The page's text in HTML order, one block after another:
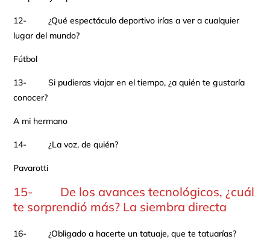
12- ¿Qué espectáculo deportivo irías a ver a cualquier
lugar del mundo?
Fútbol
13- Si pudieras viajar en el tiempo, ¿a quién te gustaría
conocer?
A mi hermano
14- ¿La voz, de quién?
Pavarotti
15- De los avances tecnológicos, ¿cuál
te sorprendió más? La siembra directa
16- ¿Obligado a hacerte un tatuaje, que te tatuarías?